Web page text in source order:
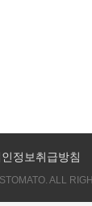
인정보취급방침
ALL